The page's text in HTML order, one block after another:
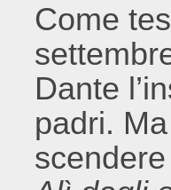
Come
Dante
padri.